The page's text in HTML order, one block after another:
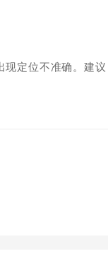
现定位不准确。建议